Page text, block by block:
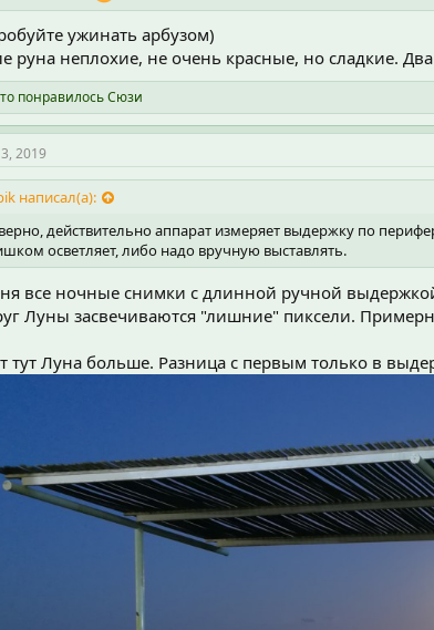
ужинать арбузом)
руна неплохие, не очень красные, но сладкие.
понравилосьСюзи
2019
написал(а):
действительно аппарат измеряет выдержку по
осветляет, либо надо вручную выставлять.
все ночные снимки с длинной ручной
Луны засвечиваются "лишние" пиксели.
тут Луна больше. Разница с первым только в